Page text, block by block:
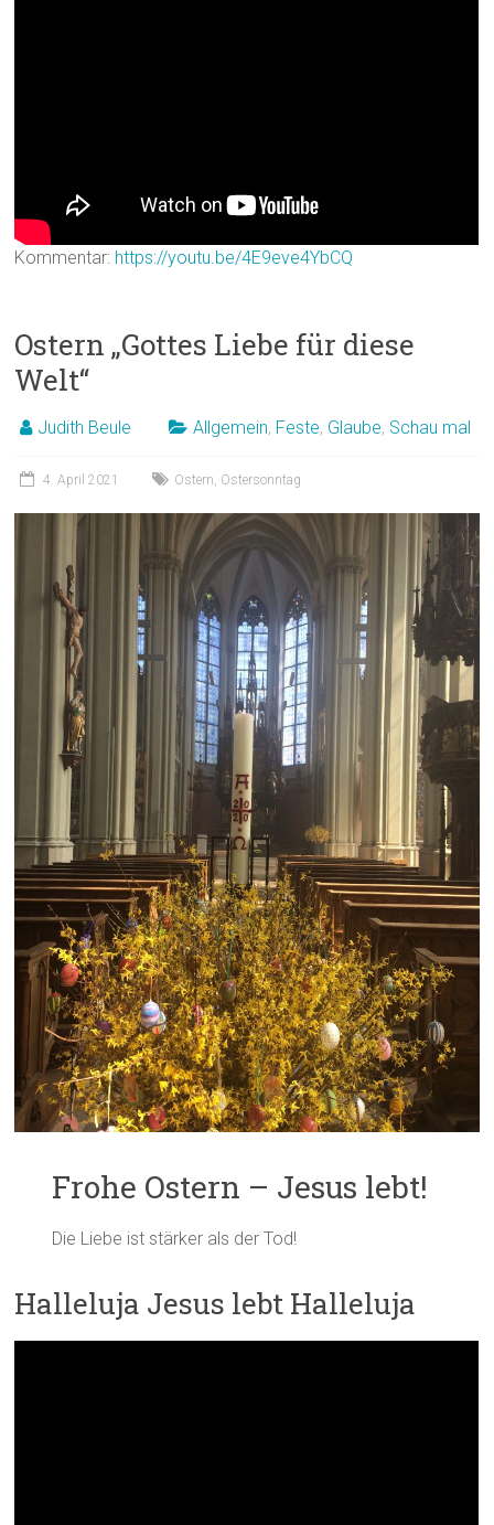
Kommentar: https://youtu.be/4E9eve4YbCQ
Ostern „Gottes Liebe für diese
Welt“
Judith Beule Allgemein, Feste, Glaube, Schau mal
4. April 2021 Ostern, Ostersonntag
Frohe Ostern – Jesus lebt!
Die Liebe ist stärker als der Tod!
Halleluja Jesus lebt Halleluja